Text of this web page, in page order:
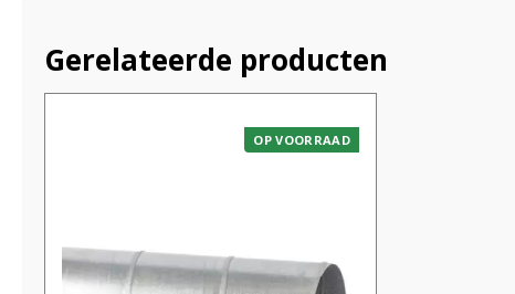
Gerelateerde producten
OP VOORRAAD